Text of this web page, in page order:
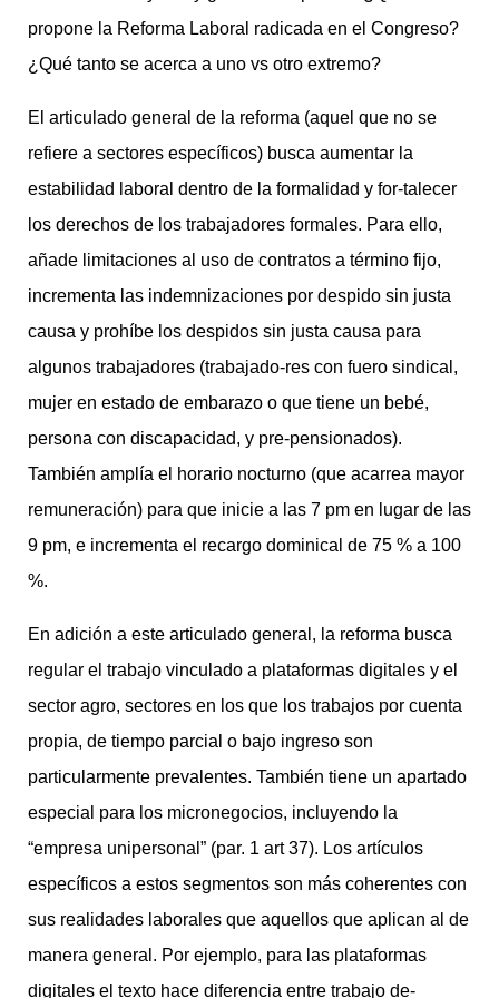
propone la Reforma Laboral radicada en el Congreso?
¿Qué tanto se acerca a uno vs otro extremo?
El articulado general de la reforma (aquel que no se
refiere a sectores específicos) busca aumentar la
estabilidad laboral dentro de la formalidad y for-talecer
los derechos de los trabajadores formales. Para ello,
añade limitaciones al uso de contratos a término fijo,
incrementa las indemnizaciones por despido sin justa
causa y prohíbe los despidos sin justa causa para
algunos trabajadores (trabajado-res con fuero sindical,
mujer en estado de embarazo o que tiene un bebé,
persona con discapacidad, y pre-pensionados).
También amplía el horario nocturno (que acarrea mayor
remuneración) para que inicie a las 7 pm en lugar de las
9 pm, e incrementa el recargo dominical de 75 % a 100
%.
En adición a este articulado general, la reforma busca
regular el trabajo vinculado a plataformas digitales y el
sector agro, sectores en los que los trabajos por cuenta
propia, de tiempo parcial o bajo ingreso son
particularmente prevalentes. También tiene un apartado
especial para los micronegocios, incluyendo la
“empresa unipersonal” (par. 1 art 37). Los artículos
específicos a estos segmentos son más coherentes con
sus realidades laborales que aquellos que aplican al de
manera general. Por ejemplo, para las plataformas
digitales el texto hace diferencia entre trabajo de-